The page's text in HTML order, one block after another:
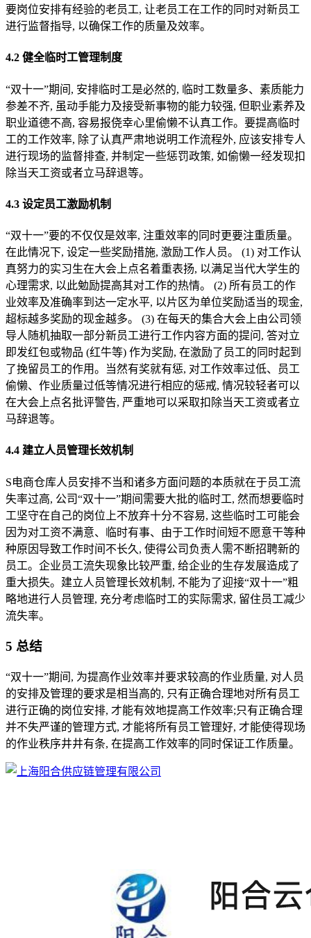
要岗位安排有经验的老员工, 让老员工在工作的同时对新员工
进行监督指导, 以确保工作的质量及效率。
4.2 健全临时工管理制度
“双十一”期间, 安排临时工是必然的, 临时工数量多、素质能力
参差不齐, 虽动手能力及接受新事物的能力较强, 但职业素养及
职业道德不高, 容易报侥幸心里偷懒不认真工作。要提高临时
工的工作效率, 除了认真严肃地说明工作流程外, 应该安排专人
进行现场的监督排查, 并制定一些惩罚政策, 如偷懒一经发现扣
除当天工资或者立马辞退等。
4.3 设定员工激励机制
“双十一”要的不仅仅是效率, 注重效率的同时更要注重质量。
在此情况下, 设定一些奖励措施, 激励工作人员。 (1) 对工作认
真努力的实习生在大会上点名着重表扬, 以满足当代大学生的
心理需求, 以此勉励提高其对工作的热情。 (2) 所有员工的作
业效率及准确率到达一定水平, 以片区为单位奖励适当的现金,
超标越多奖励的现金越多。 (3) 在每天的集合大会上由公司领
导人随机抽取一部分新员工进行工作内容方面的提问, 答对立
即发红包或物品 (红牛等) 作为奖励, 在激励了员工的同时起到
了挽留员工的作用。当然有奖就有惩, 对工作效率过低、员工
偷懒、作业质量过低等情况进行相应的惩戒, 情况较轻者可以
在大会上点名批评警告, 严重地可以采取扣除当天工资或者立
马辞退等。
4.4 建立人员管理长效机制
S电商仓库人员安排不当和诸多方面问题的本质就在于员工流
失率过高, 公司“双十一”期间需要大批的临时工, 然而想要临时
工坚守在自己的岗位上不放弃十分不容易, 这些临时工可能会
因为对工资不满意、临时有事、由于工作时间短不愿意干等种
种原因导致工作时间不长久, 使得公司负责人需不断招聘新的
员工。企业员工流失现象比较严重, 给企业的生存发展造成了
重大损失。建立人员管理长效机制, 不能为了迎接“双十一”粗
略地进行人员管理, 充分考虑临时工的实际需求, 留住员工减少
流失率。
5 总结
“双十一”期间, 为提高作业效率并要求较高的作业质量, 对人员
的安排及管理的要求是相当高的, 只有正确合理地对所有员工
进行正确的岗位安排, 才能有效地提高工作效率;只有正确合理
并不失严谨的管理方式, 才能将所有员工管理好, 才能使得现场
的作业秩序井井有条, 在提高工作效率的同时保证工作质量。